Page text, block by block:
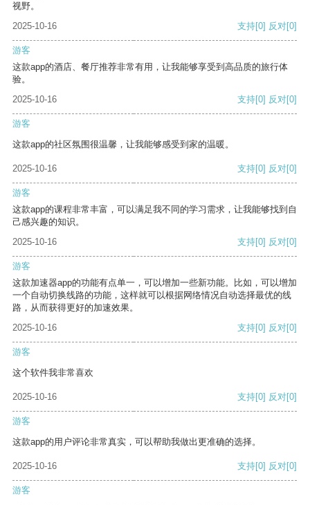
视野。
2025-10-16
支持[0] 反对[0]
游客
这款app的酒店、餐厅推荐非常有用，让我能够享受到高品质的旅行体
验。
2025-10-16
支持[0] 反对[0]
游客
这款app的社区氛围很温馨，让我能够感受到家的温暖。
2025-10-16 支持[0] 反对[0]
游客
这款app的课程非常丰富，可以满足我不同的学习需求，让我能够找到自
己感兴趣的知识。
2025-10-16
支持[0] 反对[0]
游客
这款加速器app的功能有点单一，可以增加一些新功能。比如，可以增加
一个自动切换线路的功能，这样就可以根据网络情况自动选择最优的线
路，从而获得更好的加速效果。
2025-10-16
支持[0] 反对[0]
游客
这个软件我非常喜欢
2025-10-16 支持[0] 反对[0]
游客
这款app的用户评论非常真实，可以帮助我做出更准确的选择。
2025-10-16 支持[0] 反对[0]
游客